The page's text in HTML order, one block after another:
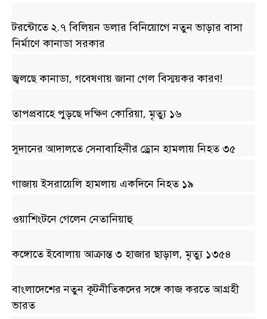
টরন্টোতে ২.৭ বিলিয়ন ডলার বিনিয়োগে নতুন ভাড়ার বাসা
নির্মাণে কানাডা সরকার
জ্বলছে কানাডা, গবেষণায় জানা গেল বিস্ময়কর কারণ!
তাপপ্রবাহে পুড়ছে দক্ষিণ কোরিয়া, মৃত্যু ১৬
সুদানের আদালতে সেনাবাহিনীর ড্রোন হামলায় নিহত ৩৫
গাজায় ইসরায়েলি হামলায় একদিনে নিহত ১৯
ওয়াশিংটনে গেলেন নেতানিয়াহু
কঙ্গোতে ইবোলায় আক্রান্ত ৩ হাজার ছাড়াল, মৃত্যু ১৩৫৪
বাংলাদেশের নতুন কূটনীতিকদের সঙ্গে কাজ করতে আগ্রহী
ভারত